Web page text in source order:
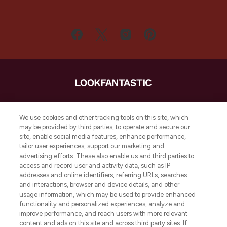
LOOKFANTASTIC ist Europas ultimativer
Beauty-Onlineshop mit den besten
Produkten aus Haut- und Haarpflege
sowie Make-Up von über 200
renommierten Marken. Shoppe online
oder über die App mit kostenloser
Lieferung ab einem Einkaufswert von 30€.
Cookie-Einwilligung
Do Not Sell or Share My Personal
Information
We use cookies and other tracking tools on this site, which
may be provided by third parties, to operate and secure our
site, enable social media features, enhance performance,
tailor user experiences, support our marketing and
advertising efforts. These also enable us and third parties to
access and record user and activity data, such as IP
addresses and online identifiers, referring URLs, searches
and interactions, browser and device details, and other
usage information, which may be used to provide enhanced
functionality and personalized experiences, analyze and
improve performance, and reach users with more relevant
content and ads on this site and across third party sites. If